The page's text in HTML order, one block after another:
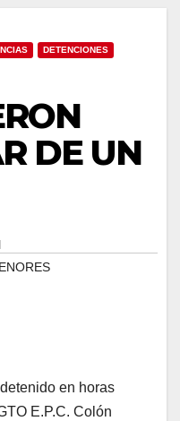
DETENCIONES
DE UN
en horas
E.P.C. Colón